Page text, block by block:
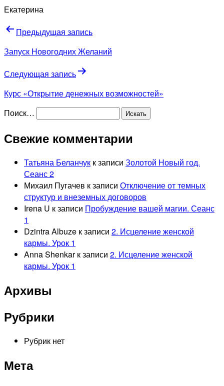
Екатерина
Навигация
по
Предыдущая запись
Запуск Новогодних Желаний
Следующая запись
Курс «Открытие денежных возможностей»
Поиск…
Свежие комментарии
Татьяна Беланчук к записи Золотой Новый год.
Сеанс 2
Михаил Пугачев к записи Отключение от темных
структур и внеземных договоров
Irena U к записи Пробуждение вашей магии. Сеанс
1
Dzintra Albuze к записи 2. Исцеление женской
кармы. Урок 1
Anna Shenkarк записи 2. Исцеление женской
кармы. Урок 1
Архивы
Рубрики
Рубрик нет
Мета